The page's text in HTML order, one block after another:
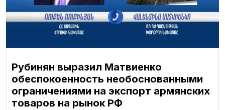
Рубинян выразил Матвиенко
обеспокоенность необоснованными
ограничениями на экспорт армянских
товаров на рынок РФ